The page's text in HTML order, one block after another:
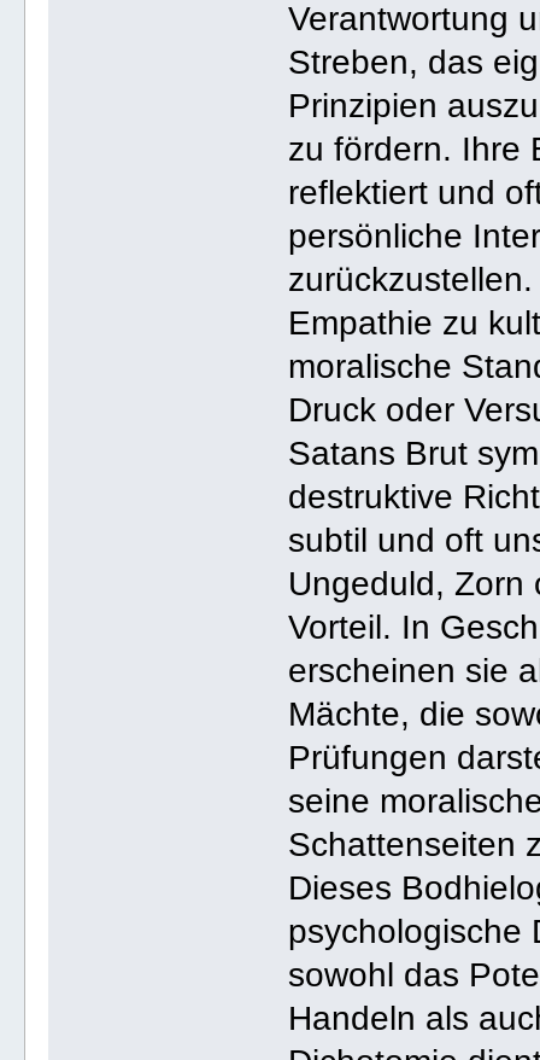
Verantwortung
Streben, das
Prinzipien
zu fördern. Ihre
reflektiert und
persönliche
Empathie zu
moralische
Druck oder
Satans Brut
destruktive
subtil und oft
Ungeduld, Zorn
Vorteil. In
erscheinen sie
Mächte, die
Prüfungen
seine
Schattenseiten
Dieses
psychologische
sowohl das
Handeln als